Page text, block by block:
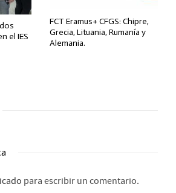
el IES
FCT Eramus+ CFGS: Chipre,
Grecia, Lituania, Rumanía y
Alemania.
para escribir un comentario.